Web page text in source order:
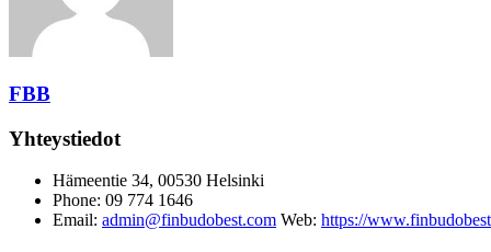
FBB
Yhteystiedot
Hämeentie 34, 00530 Helsinki
Phone: 09 774 1646
Email: admin@finbudobest.com Web: https://